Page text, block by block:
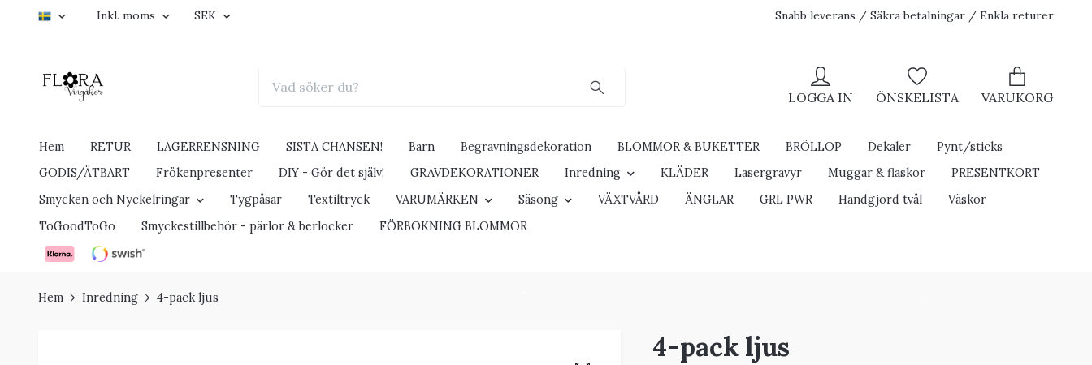
Inkl. moms SEK Snabb leverans / Säkra betalningar / Enkla returer
LOGGA IN ÖNSKELISTA VARUKORG
Hem RETUR LAGERRENSNING SISTA CHANSEN! Barn Begravningsdekoration BLOMMOR & BUKETTER BRÖLLOP Dekaler
Pynt/sticks
GODIS/ÄTBART
Frökenpresenter DIY - Gör det själv! GRAVDEKORATIONER Inredning KLÄDER Lasergravyr Muggar & flaskor
PRESENTKORT
Smycken och Nyckelringar
Tygpåsar Textiltryck VARUMÄRKEN Säsong VÄXTVÅRD ÄNGLAR GRL PWR Handgjord tvål
Väskor
ToGoodToGo
Smyckestillbehör - pärlor & berlocker FÖRBOKNING BLOMMOR
Hem Inredning 4-pack ljus
4-pack ljus